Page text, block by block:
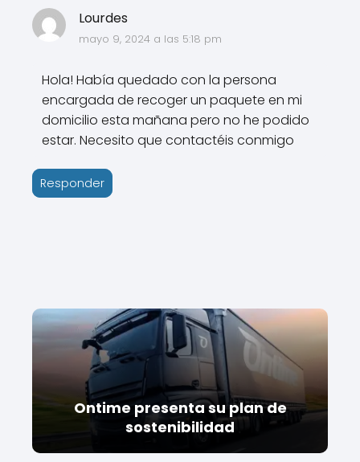
Lourdes
mayo 9, 2024 a las 5:18 pm
Hola! Había quedado con la persona
encargada de recoger un paquete en mi
domicilio esta mañana pero no he podido
estar. Necesito que contactéis conmigo
Responder
Ontime presenta su plan de
sostenibilidad